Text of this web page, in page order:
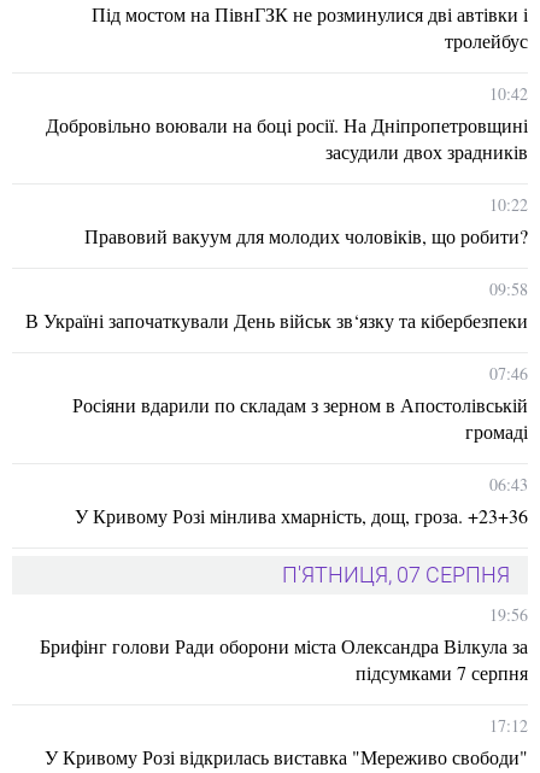
Під мостом на ПівнГЗК не розминулися дві автівки і
тролейбус
10:42
Добровільно воювали на боці росії. На Дніпропетровщині
засудили двох зрадників
10:22
Правовий вакуум для молодих чоловіків, що робити?
09:58
В Україні започаткували День військ зв‘язку та кібербезпеки
07:46
Росіяни вдарили по складам з зерном в Апостолівській
громаді
06:43
У Кривому Розі мінлива хмарність, дощ, гроза. +23+36
П'ЯТНИЦЯ, 07 СЕРПНЯ
19:56
Брифінг голови Ради оборони міста Олександра Вілкула за
підсумками 7 серпня
17:12
У Кривому Розі відкрилась виставка "Мереживо свободи"